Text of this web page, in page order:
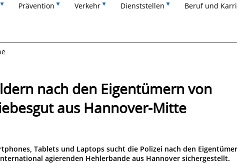
Prävention Verkehr Dienststellen Beruf und
nach den Eigentümern von
aus Hannover-Mitte
Tablets und Laptops sucht die Polizei nach den
agierenden Hehlerbande aus Hannover sichergestellt.